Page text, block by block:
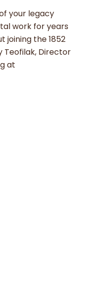
your legacy
work for years
joining the 1852
Teofilak, Director
at